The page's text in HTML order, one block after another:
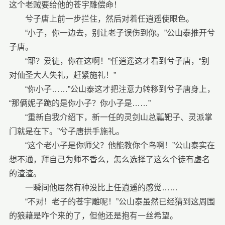
这个老贼要给他的苍宇雕偿命！
兮子唐上前一步拦住，然后对着任逍遥使眼色。
“小子，你一边去，别让老子误伤到你。”公山泰推开兮
子唐。
“耶？爱徒，你在这啊！”任逍遥这才看到兮子唐，“别
对仙圣大人失礼，赶紧施礼！”
“你小子……”公山泰这才把注意力转移到兮子唐身上，
“那俩妮子跪的是你小子？你小子是……”
“重新自我介绍下，新一任的灵剑山总瓢靶子、灵派掌
门就是在下。”兮子唐拱手施礼。
“这个老小子是你师父？他能教你个鸟啊！”公山泰实在
想不通，拜自己为师不香么，怎么选择了这么个徒有虚名
的渣渣。
一瞬间他居然有种没比上任逍遥的感觉……
“不对！老子的苍宇雕呢！”公山泰虽然已经猜到这周围
的狼藉是咋个来的了，但他还是抱有一丝希望。